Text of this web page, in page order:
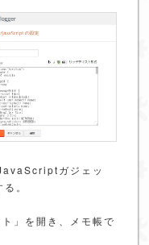
ガジェッ
。
」を開き、メモ帳で